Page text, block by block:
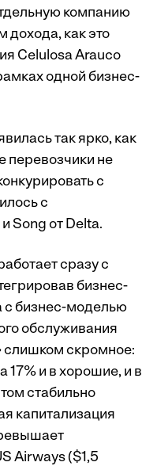
компанию
дохода, как это
Celulosa Arauco
одной бизнес-
так ярко, как
перевозчики не
с
с
Song от Delta.
сразу с
бизнес-
с бизнес-моделью
обслуживания
слишком скромное:
17% и в хорошие, и в
стабильно
капитализация
Airways ($1,5